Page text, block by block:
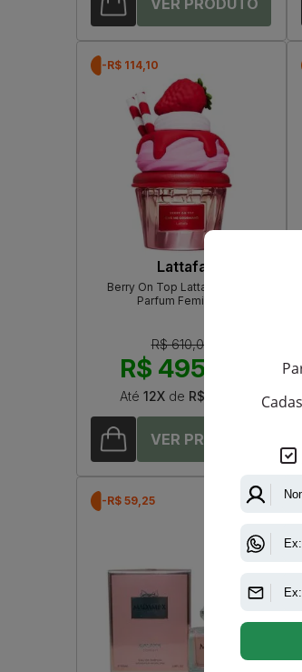
-R$ 114,10
Lattafa
Berry On Top Lattafa Eau de
Parfum Feminino
R$ 610,00
R$ 495,90
Até 12X de R$ 41,32
-R$ 59,25